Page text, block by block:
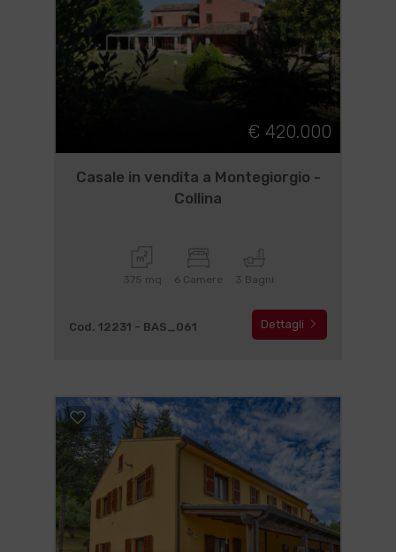
€ 420.000
Casale in vendita a Montegiorgio -
Collina
375 mq 6 Camere 3 Bagni
Cod. 12231 - BAS_061 Dettagli